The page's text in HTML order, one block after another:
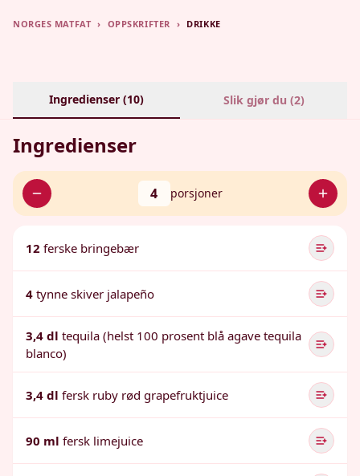
NORGES MATFAT › OPPSKRIFTER › DRIKKE
Ingredienser (10) Slik gjør du (2)
Ingredienser
4 porsjoner
12 ferske bringebær
4 tynne skiver jalapeño
3,4 dl tequila (helst 100 prosent blå agave tequila
blanco)
3,4 dl fersk ruby rød grapefruktjuice
90 ml fersk limejuice